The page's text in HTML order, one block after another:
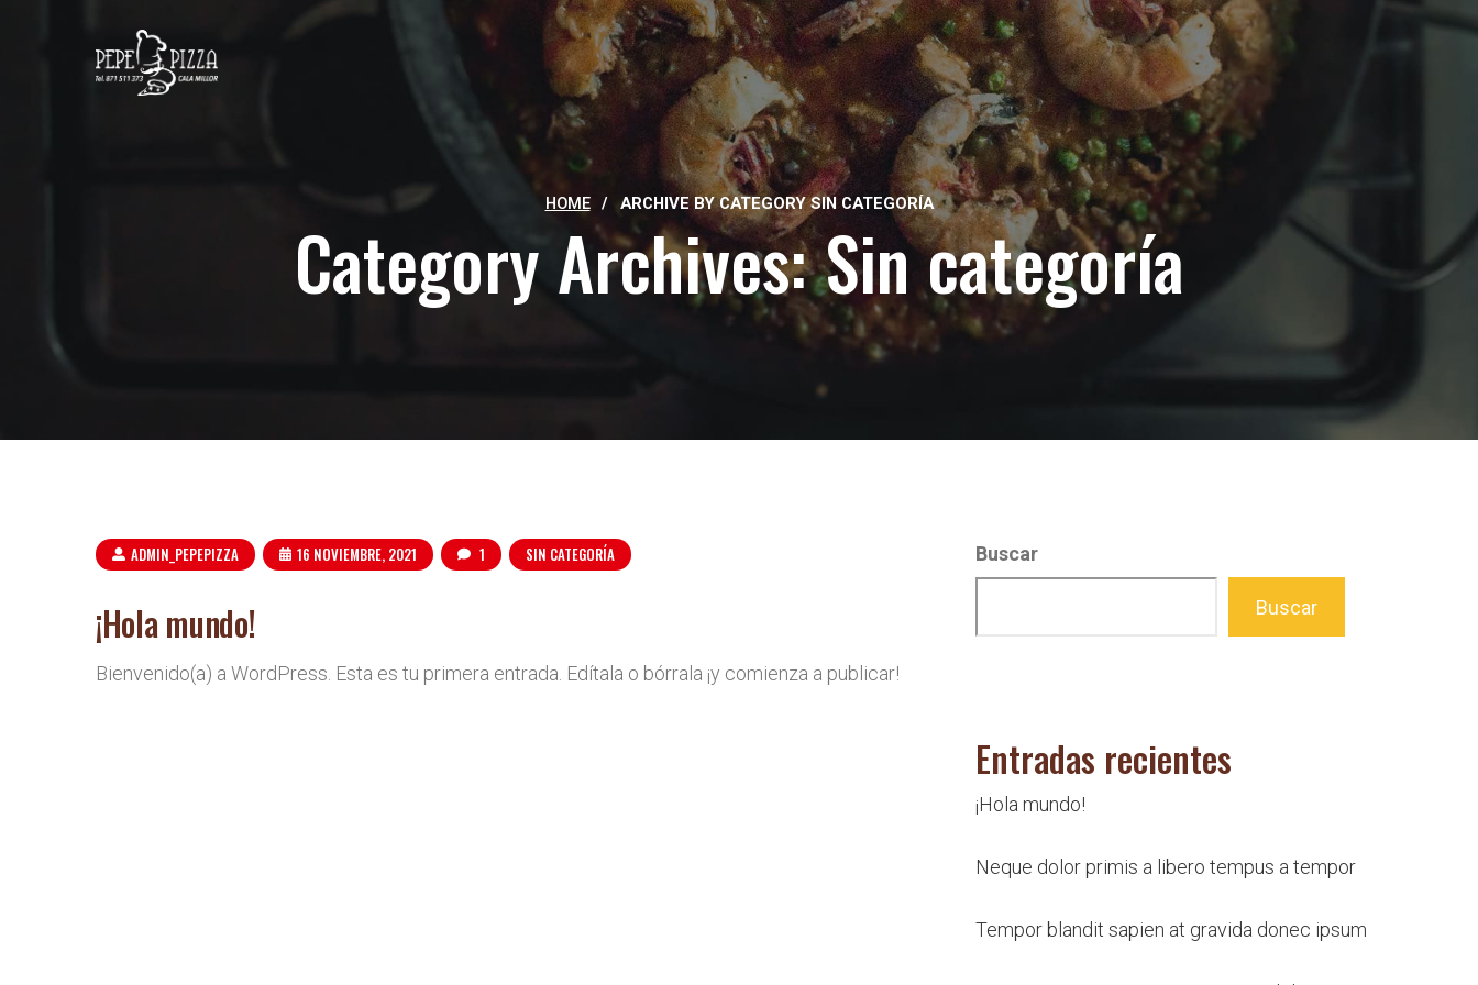
HOME / ARCHIVE BY CATEGORY SIN CATEGORÍA
Category Archives: Sin categoría
ADMIN_PEPEPIZZA 16 NOVIEMBRE, 2021 1 SIN CATEGORÍA
¡Hola mundo!
Bienvenido(a) a WordPress. Esta es tu primera entrada. Edítala o bórrala ¡y comienza a publicar!
Buscar
Buscar
Entradas recientes
¡Hola mundo!
Neque dolor primis a libero tempus a tempor
Tempor blandit sapien at gravida donec ipsum